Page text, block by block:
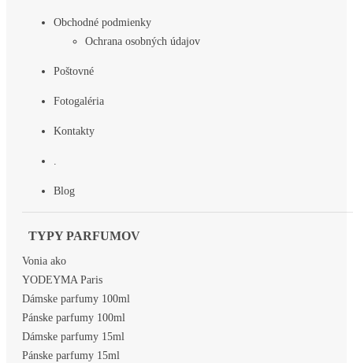
Obchodné podmienky
Ochrana osobných údajov
Poštovné
Fotogaléria
Kontakty
.
Blog
TYPY PARFUMOV
Vonia ako
YODEYMA Paris
Dámske parfumy 100ml
Pánske parfumy 100ml
Dámske parfumy 15ml
Pánske parfumy 15ml